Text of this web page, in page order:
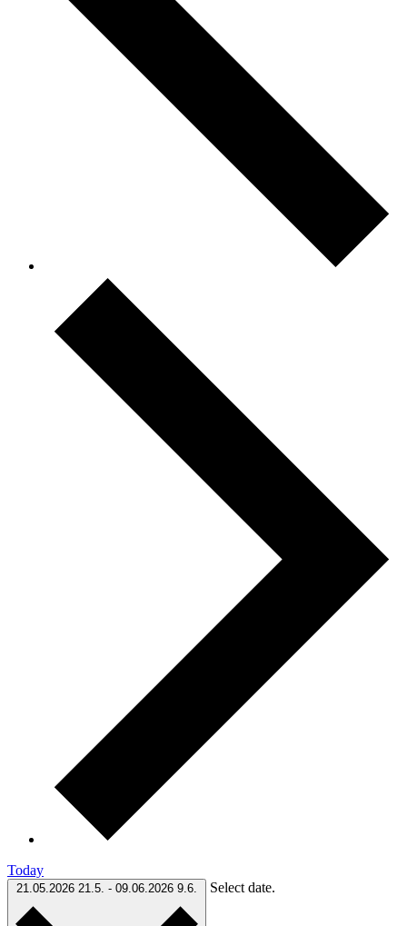
Today
21.05.2026 21.5. - 09.06.2026 9.6. Select date.